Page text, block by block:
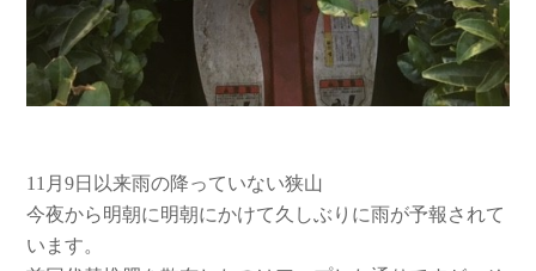
11月9日以来雨の降っていない狭山
今夜から明朝に明朝にかけて久しぶりに雨が予報されて
います。